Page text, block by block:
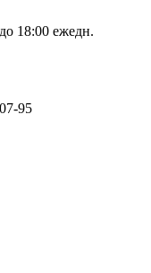
18:00 ежедн.
95